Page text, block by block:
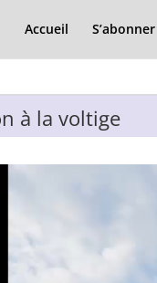
Accueil S’abonner
à la voltige